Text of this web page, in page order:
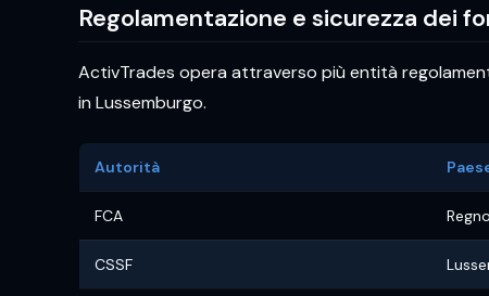
Regolamentazione e sicurezza dei
ActivTrades opera attraverso più entità
in Lussemburgo.
Autorità
FCA
CSSF